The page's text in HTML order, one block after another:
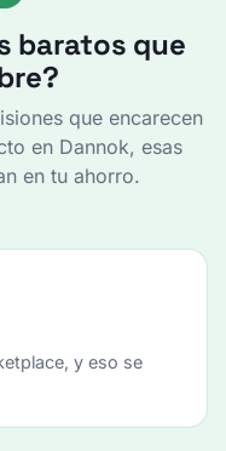
baratos que
que encarecen
en Dannok, esas
en tu ahorro.
y eso se